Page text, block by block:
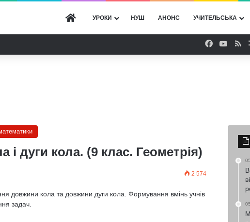
ГОЛОВНА
УРОКИ НУШ АНОНС УЧИТЕЛЬСЬКА
Facebook
дуги кола. (9 клас. Геометрія)
2 574
довжини кола та довжини дуги кола. Формування вмінь учнів
задач.